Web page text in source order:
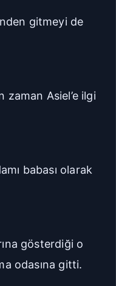
gitmeyi de
zaman Asiel’e ilgi
babası olarak
gösterdiği o
odasına gitti.